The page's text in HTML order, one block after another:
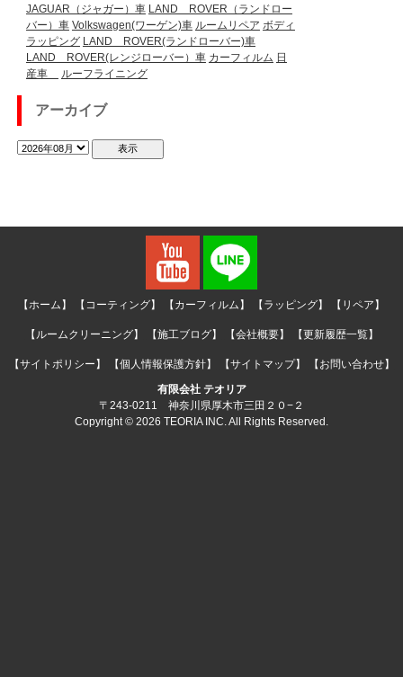
JAGUAR（ジャガー）車 LAND ROVER（ランドロー
バー）車 Volkswagen(ワーゲン)車 ルームリペア ボディ
ラッピング LAND ROVER(ランドローバー)車
LAND ROVER(レンジローバー）車 カーフィルム 日
産車
ルーフライニング
アーカイブ
【ホーム】 【コーティング】 【カーフィルム】 【ラッピング】 【リペア】
【ルームクリーニング】 【施工ブログ】 【会社概要】 【更新履歴一覧】
【サイトポリシー】 【個人情報保護方針】 【サイトマップ】
【お問い合わせ】
有限会社 テオリア
〒243-0211 神奈川県厚木市三田２０−２
Copyright © 2026 TEORIA INC. All Rights Reserved.